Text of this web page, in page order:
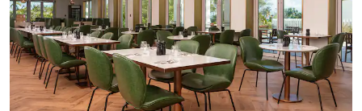
utilizados para recepções de boas-vindas,
sessões de brainstorm e coquetéis
comemorativos. Deixe que nossos
experientes planejadores de reuniões e
eventos coordenem todos os detalhes, de
menus cuidadosamente elaborados a